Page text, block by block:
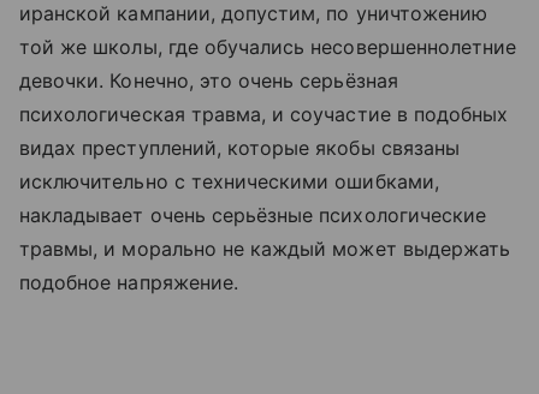
иранской кампании, допустим, по уничтожению
той же школы, где обучались несовершеннолетние
девочки. Конечно, это очень серьёзная
психологическая травма, и соучастие в подобных
видах преступлений, которые якобы связаны
исключительно с техническими ошибками,
накладывает очень серьёзные психологические
травмы, и морально не каждый может выдержать
подобное напряжение.